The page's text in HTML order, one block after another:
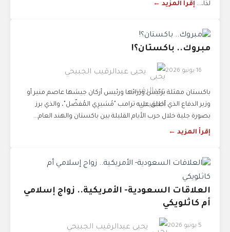
لذا،... إقرأ المزيد ←
مبروك.. باكستان؟!
16 يونيو 2026 يحيى عبدالرقيب الجبيحي
باكستان ممثلة برئيس وزرائها ورئيس أركان جيشها عاصم منير أو
وزير الدفاع الذي أطلق عليه ترامب "مُشيرِي المُفضّل"، والذي برز
بصورة جلية خلال حرب الأيام القليلة بين باكستان والهند العام...
إقرأ المزيد ←
العلاقات السعودية- الأمريكية.. زواج إسلامي
أم كاثلويكي
5 يونيو 2026 يحيى عبدالرقيب الجبيحي